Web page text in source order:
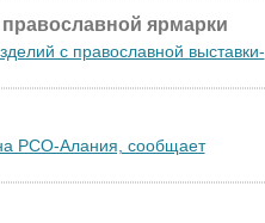
ярмарки
с православной выставки-
РСО-Алания, сообщает